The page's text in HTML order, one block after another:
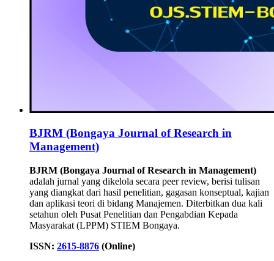
BJRM (Bongaya Journal of Research in
Management)
BJRM (Bongaya Journal of Research in Management)
adalah jurnal yang dikelola secara peer review, berisi tulisan
yang diangkat dari hasil penelitian, gagasan konseptual, kajian
dan aplikasi teori di bidang Manajemen. Diterbitkan dua kali
setahun oleh Pusat Penelitian dan Pengabdian Kepada
Masyarakat (LPPM) STIEM Bongaya.
ISSN: 2615-8876 (Online)